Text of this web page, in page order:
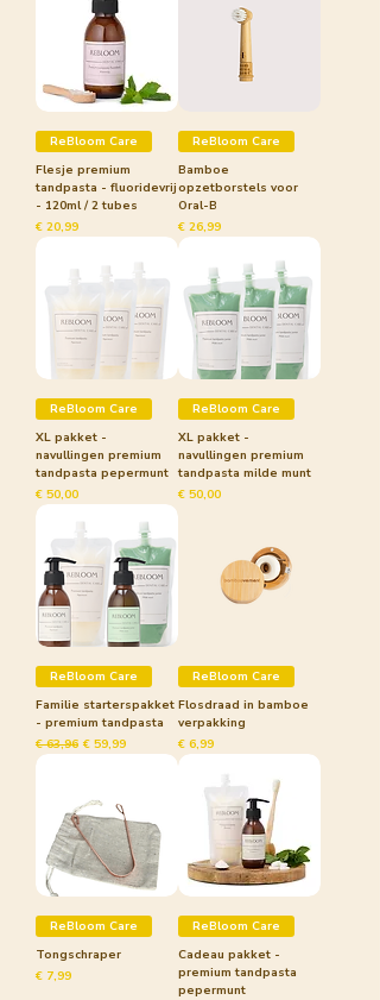
ReBloom Care
Flesje premium
tandpasta - fluoridevrij
- 120ml / 2 tubes
Prijs
€ 20,99
ReBloom Care
Bamboe
opzetborstels voor
Oral-B
Prijs
€ 26,99
ReBloom Care
XL pakket -
navullingen premium
tandpasta pepermunt
Prijs
€ 50,00
ReBloom Care
XL pakket -
navullingen premium
tandpasta milde munt
Prijs
€ 50,00
ReBloom Care
Familie starterspakket
- premium tandpasta
Normale prijs
€ 63,96 Verkoopprijs
€ 59,99
ReBloom Care
Flosdraad in bamboe
verpakking
Prijs
€ 6,99
ReBloom Care
Tongschraper
Prijs
€ 7,99
ReBloom Care
Cadeau pakket -
premium tandpasta
pepermunt